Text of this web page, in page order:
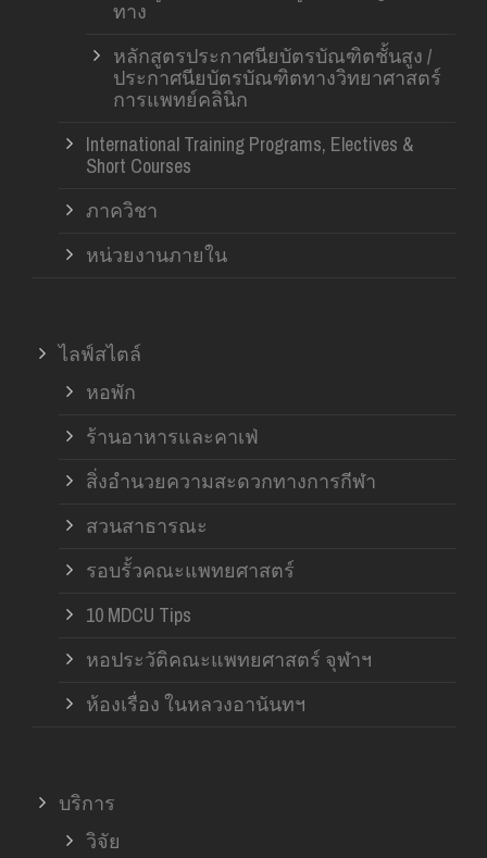
ทาง
หลักสูตรประกาศนียบัตรบัณฑิตชั้นสูง /
ประกาศนียบัตรบัณฑิตทางวิทยาศาสตร์
การแพทย์คลินิก
International Training Programs, Electives &
Short Courses
ภาควิชา
หน่วยงานภายใน
ไลฟ์สไตล์
หอพัก
ร้านอาหารและคาเฟ่
สิ่งอำนวยความสะดวกทางการกีฬา
สวนสาธารณะ
รอบรั้วคณะแพทยศาสตร์
10 MDCU Tips
หอประวัติคณะแพทยศาสตร์ จุฬาฯ
ห้องเรื่อง ในหลวงอานันทฯ
บริการ
วิจัย